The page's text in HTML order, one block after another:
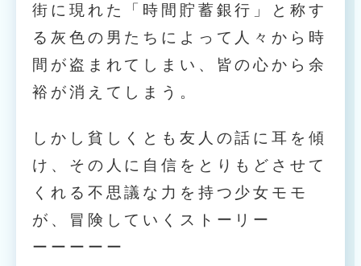
街に現れた「時間貯蓄銀行」と称す
る灰色の男たちによって人々から時
間が盗まれてしまい、皆の心から余
裕が消えてしまう。
しかし貧しくとも友人の話に耳を傾
け、その人に自信をとりもどさせて
くれる不思議な力を持つ少女モモ
が、冒険していくストーリー
ーーーーー